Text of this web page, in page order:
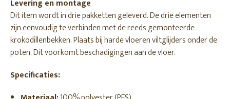
Levering en montage
Dit item wordt in drie pakketten geleverd. De drie elementen
zijn eenvoudig te verbinden met de reeds gemonteerde
krokodillenbekken. Plaats bij harde vloeren viltglijders onder de
poten. Dit voorkomt beschadigingen aan de vloer.
Specificaties: